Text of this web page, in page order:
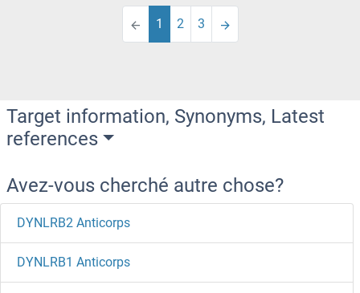
1 2 3
Target information, Synonyms, Latest
references
Avez-vous cherché autre chose?
DYNLRB2 Anticorps
DYNLRB1 Anticorps